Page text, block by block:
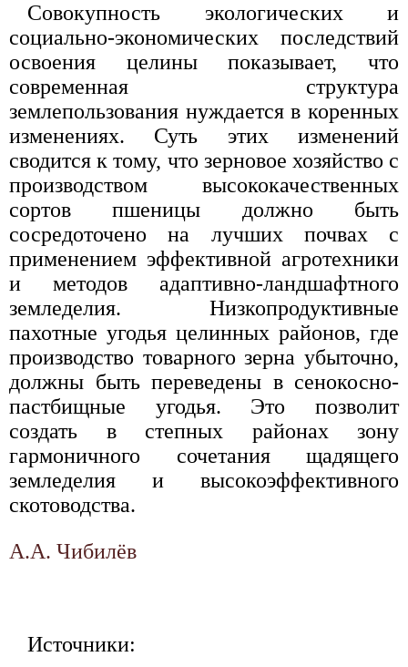
Совокупность экологических и
социально-экономических последствий
освоения целины показывает, что
современная структура
землепользования нуждается в коренных
изменениях. Суть этих изменений
сводится к тому, что зерновое хозяйство с
производством высококачественных
сортов пшеницы должно быть
сосредоточено на лучших почвах с
применением эффективной агротехники
и методов адаптивно-ландшафтного
земледелия. Низкопродуктивные
пахотные угодья целинных районов, где
производство товарного зерна убыточно,
должны быть переведены в сенокосно-
пастбищные угодья. Это позволит
создать в степных районах зону
гармоничного сочетания щадящего
земледелия и высокоэффективного
скотоводства.
А.А. Чибилёв
Источники: